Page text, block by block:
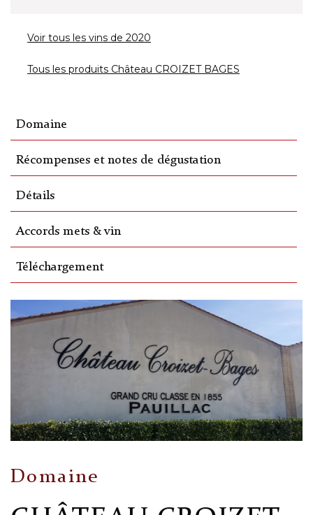
Voir tous les vins de 2020
Tous les produits Château CROIZET BAGES
Domaine
Récompenses et notes de dégustation
Détails
Accords mets & vin
Téléchargement
Domaine